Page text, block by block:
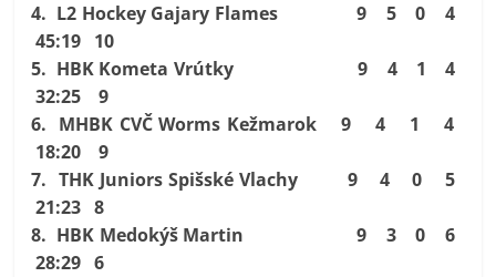
4. L2 Hockey Gajary Flames 9 5 0 4
45:19 10
5. HBK Kometa Vrútky 9 4 1 4
32:25 9
6. MHBK CVČ Worms Kežmarok 9 4 1 4
18:20 9
7. THK Juniors Spišské Vlachy 9 4 0 5
21:23 8
8. HBK Medokýš Martin 9 3 0 6
28:29 6